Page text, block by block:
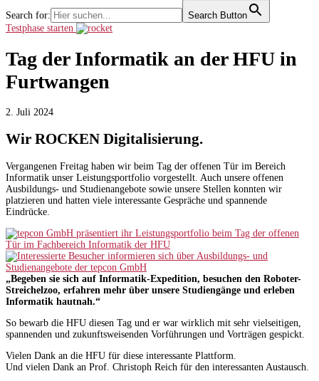
Search for:
Search Button
Testphase starten
Tag der Informatik an der HFU in
Furtwangen
2. Juli 2024
Wir ROCKEN Digitalisierung.
Vergangenen Freitag haben wir beim Tag der offenen Tür im Bereich
Informatik unser Leistungsportfolio vorgestellt. Auch unsere offenen
Ausbildungs- und Studienangebote sowie unsere Stellen konnten wir
platzieren und hatten viele interessante Gespräche und spannende
Eindrücke.
„Begeben sie sich auf Informatik-Expedition, besuchen den Roboter-
Streichelzoo, erfahren mehr über unsere Studiengänge und erleben
Informatik hautnah.“
So bewarb die HFU diesen Tag und er war wirklich mit sehr vielseitigen,
spannenden und zukunftsweisenden Vorführungen und Vorträgen gespickt.
Vielen Dank an die HFU für diese interessante Plattform.
Und vielen Dank an Prof. Christoph Reich für den interessanten Austausch.